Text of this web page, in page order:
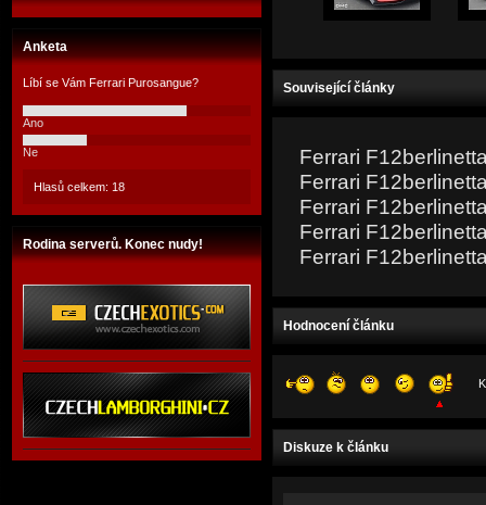
Anketa
Líbí se Vám Ferrari Purosangue?
Ano
Ne
Hlasů celkem: 18
Rodina serverů. Konec nudy!
Související články
Ferrari
Ferrari
Ferrari
Ferrari
Ferrari
Hodnocení článku
Diskuze k článku